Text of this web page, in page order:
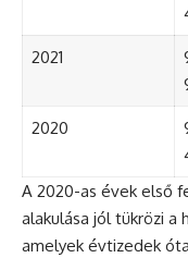
2021
2020
A 2020-as évek első
alakulása jól tükrözi a
amelyek évtizedek